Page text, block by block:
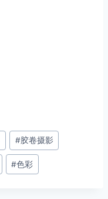
#胶卷摄影
#色彩